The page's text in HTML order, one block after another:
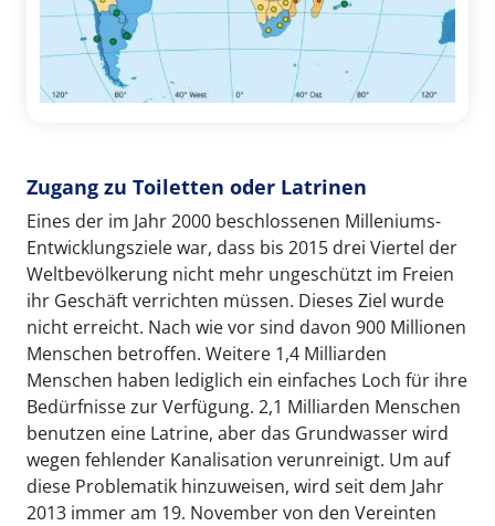
Zugang zu Toiletten oder Latrinen
Eines der im Jahr 2000 beschlossenen Milleniums-
Entwicklungsziele war, dass bis 2015 drei Viertel der
Weltbevölkerung nicht mehr ungeschützt im Freien
ihr Geschäft verrichten müssen. Dieses Ziel wurde
nicht erreicht. Nach wie vor sind davon 900 Millionen
Menschen betroffen. Weitere 1,4 Milliarden
Menschen haben lediglich ein einfaches Loch für ihre
Bedürfnisse zur Verfügung. 2,1 Milliarden Menschen
benutzen eine Latrine, aber das Grundwasser wird
wegen fehlender Kanalisation verunreinigt. Um auf
diese Problematik hinzuweisen, wird seit dem Jahr
2013 immer am 19. November von den Vereinten